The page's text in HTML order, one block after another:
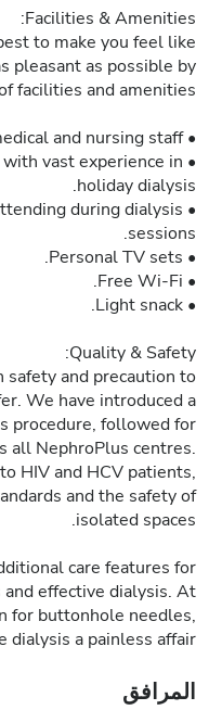
Facilities & Amenities:
to make you feel like
pleasant as possible by
facilities and amenities:
• Experienced medical and nursing staff.
with vast experience in
holiday dialysis.
during dialysis
sessions.
• Personal TV sets.
• Free Wi-Fi.
• Light snack.
Quality & Safety:
and precaution to
We have introduced a
procedure, followed for
all NephroPlus centres.
HIV and HCV patients,
and the safety of
isolated spaces.
care features for
effective dialysis. At
for buttonhole needles,
dialysis a painless affair.
المرافق